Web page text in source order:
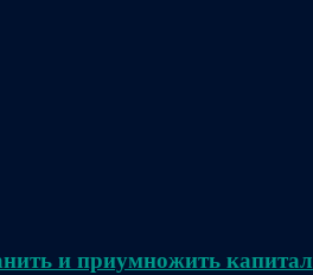
и приумножить капитал